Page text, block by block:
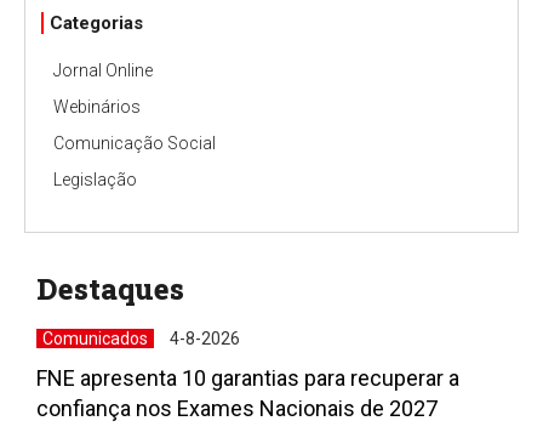
Categorias
Jornal Online
Webinários
Comunicação Social
Legislação
Destaques
Comunicados 4-8-2026
FNE apresenta 10 garantias para recuperar a
confiança nos Exames Nacionais de 2027